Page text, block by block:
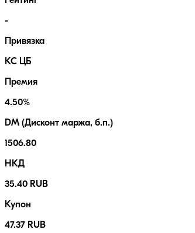
-
Привязка
КС ЦБ
Премия
4.50%
DM (Дисконт маржа, б.п.)
1506.80
НКД
35.40 RUB
Купон
47.37 RUB